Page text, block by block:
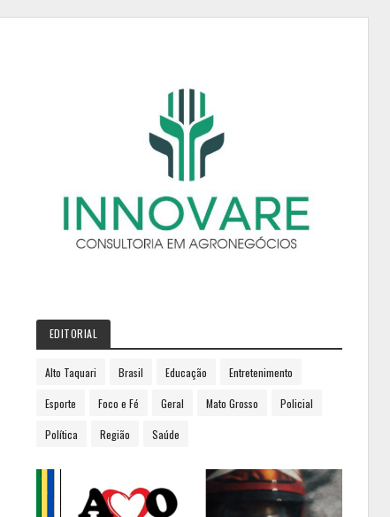
EDITORIAL
Alto Taquari Brasil Educação Entretenimento
Esporte Foco e Fé Geral Mato Grosso Policial
Política Região Saúde